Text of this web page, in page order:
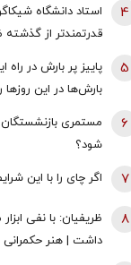
استاد دانشگاه
قدرتمندتر از
کنگره، به عملیات
4
پاییز پر بارش در
بارش‌ها در این روزها
5
مستمری
شود؟
6
اگر چای را با این 7
ظریفیان: با نفی
داشت | هنر حکمرانی
8